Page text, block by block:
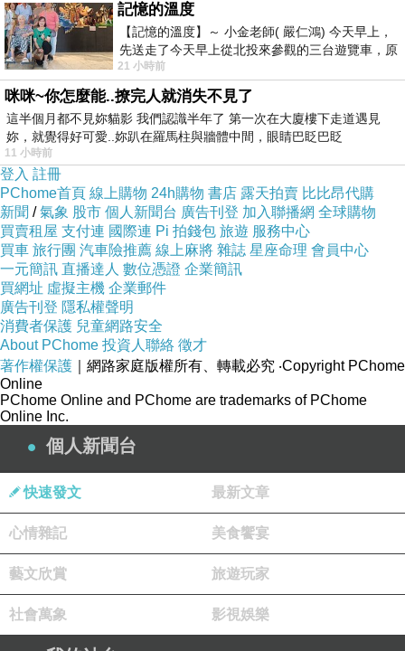
記憶的溫度
【記憶的溫度】～ 小金老師( 嚴仁鴻) 今天早上，
先送走了今天早上從北投來參觀的三台遊覽車，原
以為展場已經差不多要安靜下來，卻發
21 小時前
咪咪~你怎麼能..撩完人就消失不見了
這半個月都不見妳貓影 我們認識半年了 第一次在大廈樓下走道遇見
妳，就覺得好可愛..妳趴在羅馬柱與牆體中間，眼睛巴眨巴眨
11 小時前
登入 註冊
PChome首頁 線上購物 24h購物 書店 露天拍賣 比比昂代購
新聞 /氣象 股市 個人新聞台 廣告刊登 加入聯播網 全球購物
買賣租屋 支付連 國際連 Pi 拍錢包 旅遊 服務中心
買車 旅行團 汽車險推薦 線上麻將 雜誌 星座命理 會員中心
一元簡訊 直播達人 數位憑證 企業簡訊
買網址 虛擬主機 企業郵件
廣告刊登 隱私權聲明
消費者保護 兒童網路安全
About PChome 投資人聯絡 徵才
著作權保護 ｜網路家庭版權所有、轉載必究 ‧Copyright PChome
Online
PChome Online and PChome are trademarks of PChome
Online Inc.
個人新聞台
快速發文 最新文章
心情雜記 美食饗宴
藝文欣賞 旅遊玩家
社會萬象 影視娛樂